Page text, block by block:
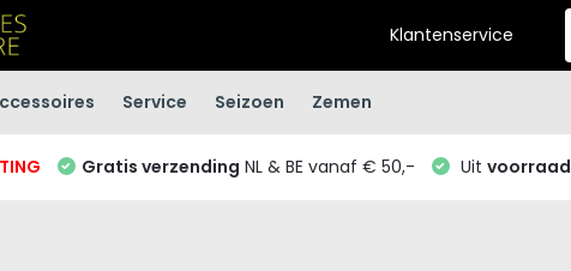
Klantenservice
Service Seizoen Zemen
Gratis verzending NL & BE vanaf € 50,- Uit voorraad